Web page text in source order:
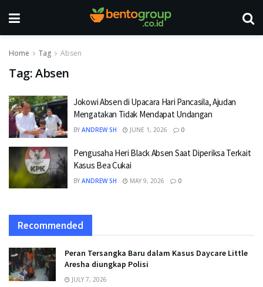
Home Tag Absen
Tag:Absen
Jokowi Absen di Upacara Hari Pancasila, Ajudan
Mengatakan Tidak Mendapat Undangan
BY ANDREW SH JUNE 1, 2026 0
Pengusaha Heri Black Absen Saat Diperiksa Terkait
Kasus Bea Cukai
BY ANDREW SH MAY 9, 2026 0
Recommended
Peran Tersangka Baru dalam Kasus Daycare Little
Aresha diungkap Polisi
JULY 7, 2026